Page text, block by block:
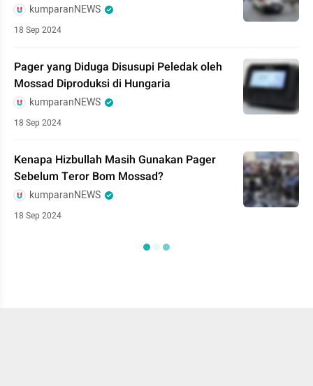
kumparanNEWS
18 Sep 2024
Pager yang Diduga Disusupi Peledak oleh
Mossad Diproduksi di Hungaria
kumparanNEWS
18 Sep 2024
Kenapa Hizbullah Masih Gunakan Pager
Sebelum Teror Bom Mossad?
kumparanNEWS
18 Sep 2024